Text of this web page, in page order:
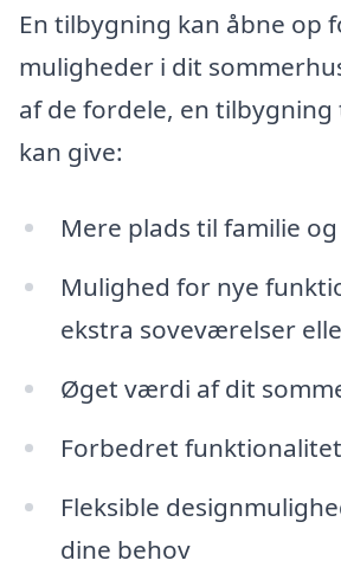
En tilbygning kan åbne op
muligheder i dit
af de fordele, en
kan give:
Mere plads til familie
Mulighed for nye
ekstra soveværelser
Øget værdi af dit
Forbedret
Fleksible
dine behov